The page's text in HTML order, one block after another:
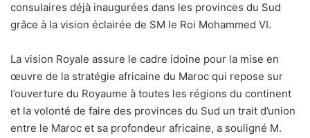
consulaires déjà inaugurées dans les provinces du Sud
grâce à la vision éclairée de SM le Roi Mohammed VI.
La vision Royale assure le cadre idoine pour la mise en
œuvre de la stratégie africaine du Maroc qui repose sur
l’ouverture du Royaume à toutes les régions du continent
et la volonté de faire des provinces du Sud un trait d’union
entre le Maroc et sa profondeur africaine, a souligné M.